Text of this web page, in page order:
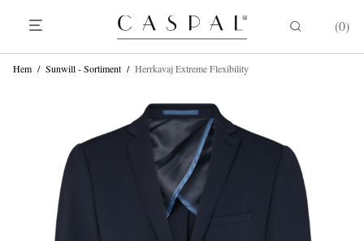
0
Hem / Sunwill - Sortiment / Herrkavaj Extreme Flexibility